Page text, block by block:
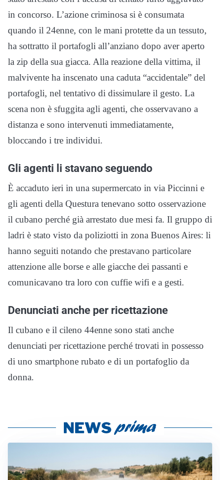
in concorso. L’azione criminosa si è consumata
quando il 24enne, con le mani protette da un tessuto,
ha sottratto il portafogli all’anziano dopo aver aperto
la zip della sua giacca. Alla reazione della vittima, il
malvivente ha inscenato una caduta “accidentale” del
portafogli, nel tentativo di dissimulare il gesto. La
scena non è sfuggita agli agenti, che osservavano a
distanza e sono intervenuti immediatamente,
bloccando i tre individui.
Gli agenti li stavano seguendo
È accaduto ieri in una supermercato in via Piccinni e
gli agenti della Questura tenevano sotto osservazione
il cubano perché già arrestato due mesi fa. Il gruppo di
ladri è stato visto da poliziotti in zona Buenos Aires: li
hanno seguiti notando che prestavano particolare
attenzione alle borse e alle giacche dei passanti e
comunicavano tra loro con cuffie wifi e a gesti.
Denunciati anche per ricettazione
Il cubano e il cileno 44enne sono stati anche
denunciati per ricettazione perché trovati in possesso
di uno smartphone rubato e di un portafoglio da
donna.